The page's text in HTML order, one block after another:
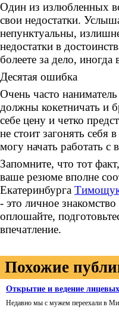
Один из излюбленных
свои недостатки.
непунктуальны,
недостатки в
болеете за дело,
Десятая ошибка
Очень часто
должны кокетничать и
себе цену и четко
не стоит загонять себя
могу начать работать с
Запомните, что тот
ваше резюме вполне
Екатеринбурга
- это личное
оплошайте,
впечатление.
Похожие
Открытие и ведение лицевых
Недавно мы с мужем переехали в